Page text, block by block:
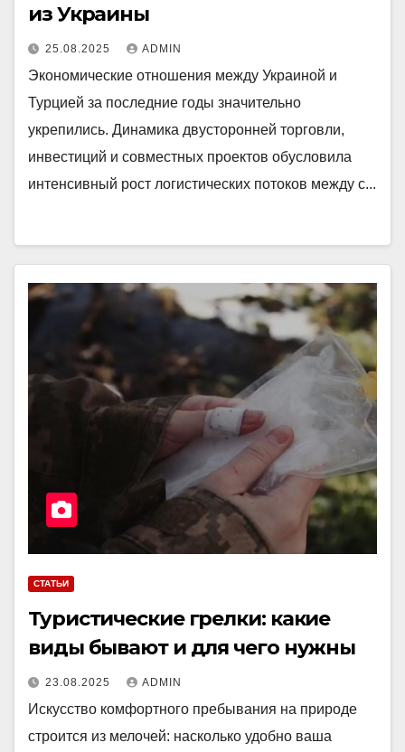
из Украины
25.08.2025 ADMIN
Экономические отношения между Украиной и
Турцией за последние годы значительно
укрепились. Динамика двусторонней торговли,
инвестиций и совместных проектов обусловила
интенсивный рост логистических потоков между с...
СТАТЬИ
Туристические грелки: какие
виды бывают и для чего нужны
23.08.2025 ADMIN
Искусство комфортного пребывания на природе
строится из мелочей: насколько удобно ваша